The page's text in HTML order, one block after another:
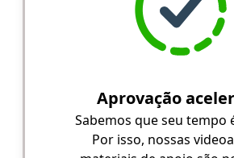
Aprovação
Sabemos que seu tempo
Por isso, nossas